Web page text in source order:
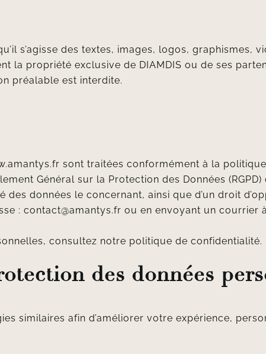
s’agisse des textes, images, logos, graphismes,
la propriété exclusive de DIAMDIS ou de ses
préalable est interdite.
sont traitées conformément à la
Général sur la Protection des Données
données le concernant, ainsi que d’un droit
: contact@amantys.fr ou en envoyant un courrier
consultez notre politique de confidentialité.
des données
similaires afin d’améliorer votre expérience,